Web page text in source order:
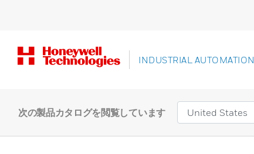
INDUSTRIAL AUTOMATION
次の製品カタログを閲覧しています